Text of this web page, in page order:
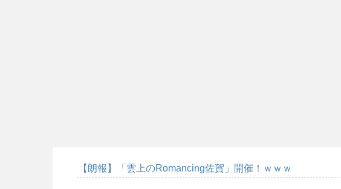
【朗報】「雲上のRomancing佐賀」開催！ｗｗｗ